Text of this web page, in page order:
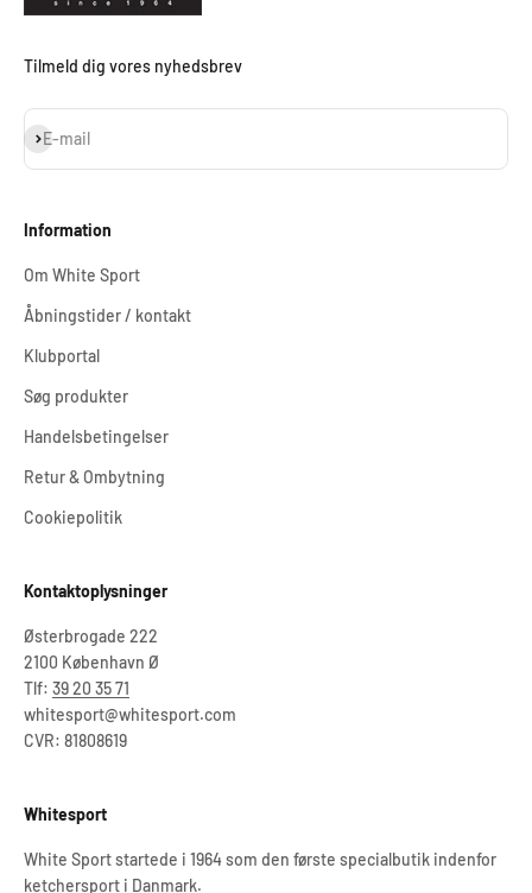
Tilmeld dig vores nyhedsbrev
E-mail
Abonnér
Information
Om White Sport
Åbningstider / kontakt
Klubportal
Søg produkter
Handelsbetingelser
Retur & Ombytning
Cookiepolitik
Kontaktoplysninger
Østerbrogade 222
2100 København Ø
Tlf: 39 20 35 71
whitesport@whitesport.com
CVR: 81808619
Whitesport
White Sport startede i 1964 som den første specialbutik indenfor
ketchersport i Danmark.